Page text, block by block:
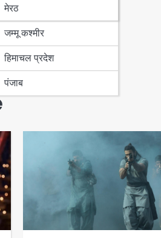
मेरठ
हरियाणा
जम्मू कश्मीर
हिमाचल प्रदेश
पंजाब